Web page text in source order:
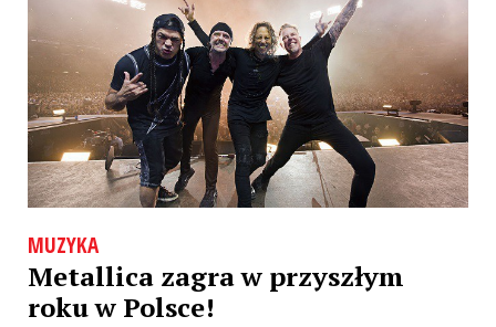
MUZYKA
Metallica zagra w przyszłym
roku w Polsce!